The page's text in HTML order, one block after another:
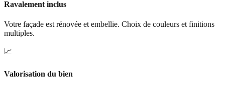
Ravalement inclus
Votre façade est rénovée et embellie. Choix de couleurs et finitions
multiples.
📈
Valorisation du bien